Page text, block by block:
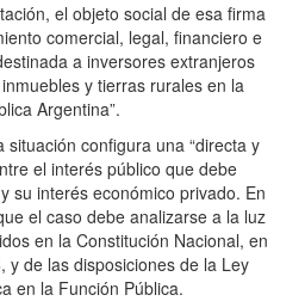
el objeto social de esa firma
comercial, legal, financiero e
a inversores extranjeros
y tierras rurales en la
Argentina”.
situación configura una “directa y
el interés público que debe
su interés económico privado. En
el caso debe analizarse a la luz
en la Constitución Nacional, en
y de las disposiciones de la Ley
en la Función Pública.